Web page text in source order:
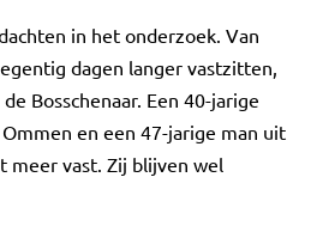
in het onderzoek. Van
dagen langer vastzitten,
Bosschenaar. Een 40-jarige
en een 47-jarige man uit
meer vast. Zij blijven wel